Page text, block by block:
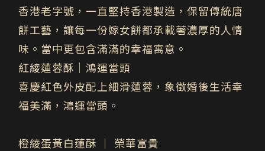
香港老字號，一直堅持香港製造 ，保留傳統唐
餅工藝，讓每一份嫁女餅都承載著濃厚的人情
味。當中更包含滿滿的幸福寓意。
紅綾蓮蓉酥｜鴻運當頭
喜慶紅色外皮配上細滑蓮蓉，象徵婚後生活幸
福美滿，鴻運當頭。
橙綾蛋黃白蓮酥 ｜ 榮華富貴